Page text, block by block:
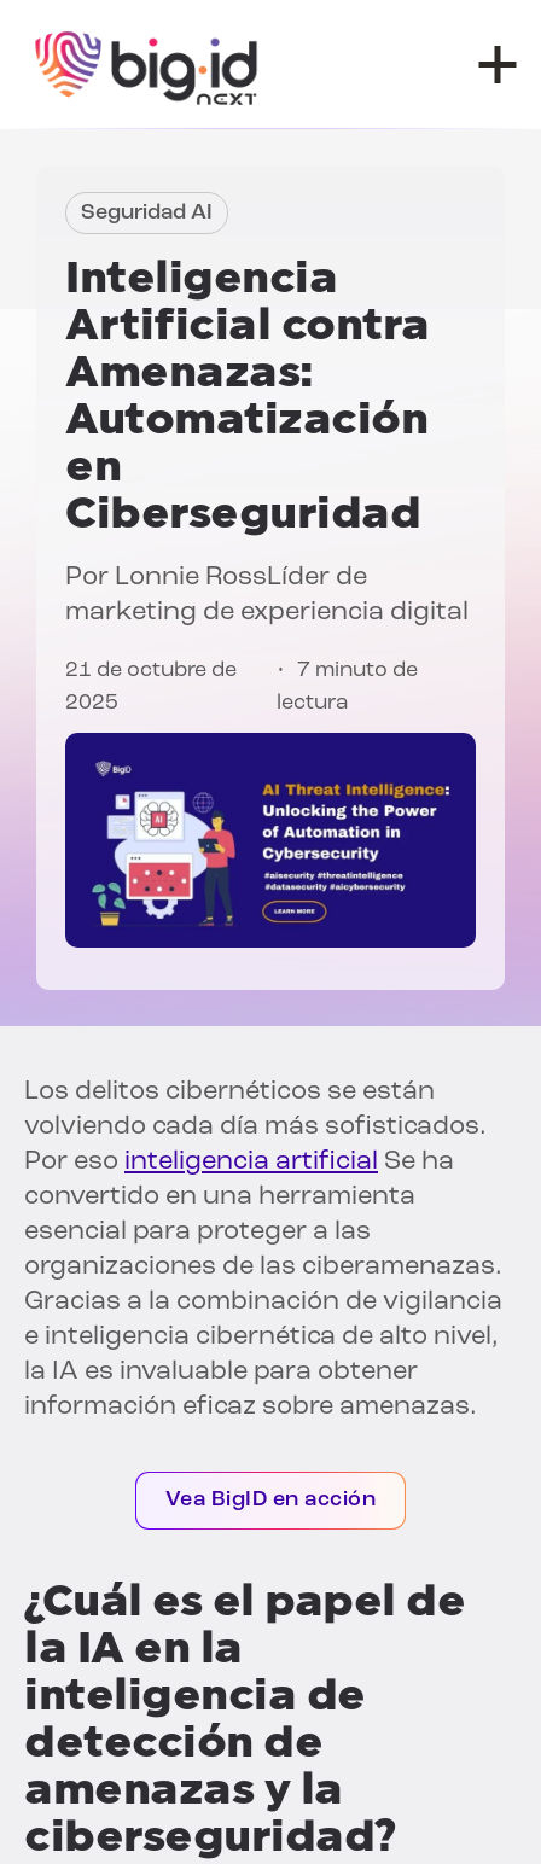
Seguridad AI
Inteligencia
Artificial contra
Amenazas:
Automatización
en
Ciberseguridad
Por Lonnie RossLíder de
marketing de experiencia digital
21 de octubre de
2025
7 minuto de
lectura
Los delitos cibernéticos se están
volviendo cada día más sofisticados.
Por eso inteligencia artificial Se ha
convertido en una herramienta
esencial para proteger a las
organizaciones de las ciberamenazas.
Gracias a la combinación de vigilancia
e inteligencia cibernética de alto nivel,
la IA es invaluable para obtener
información eficaz sobre amenazas.
Vea BigID en acción
¿Cuál es el papel de
la IA en la
inteligencia de
detección de
amenazas y la
ciberseguridad?